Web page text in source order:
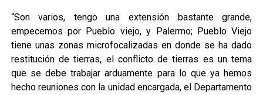
“Son varios, tengo una extensión bastante grande,
empecemos por Pueblo viejo, y Palermo; Pueblo Viejo
tiene unas zonas microfocalizadas en donde se ha dado
restitución de tierras, el conflicto de tierras es un tema
que se debe trabajar arduamente para lo que ya hemos
hecho reuniones con la unidad encargada, el Departamento